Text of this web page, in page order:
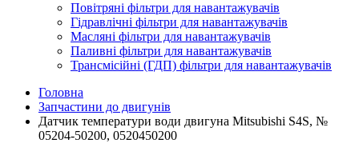
Повітряні фільтри для навантажувачів
Гідравлічні фільтри для навантажувачів
Масляні фільтри для навантажувачів
Паливні фільтри для навантажувачів
Трансмісійні (ГДП) фільтри для навантажувачів
Головна
Запчастини до двигунів
Датчик температури води двигуна Mitsubishi S4S, №
05204-50200, 0520450200